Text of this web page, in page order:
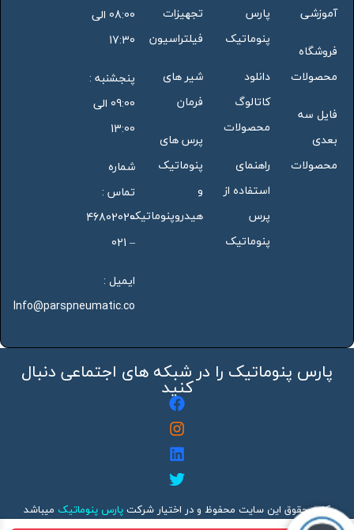
آموزشی
فروشگاه
محصولات
فایل سه
بعدی
محصولات
پارس
پنوماتیک
دانلود
کاتالوگ
محصولات
راهنمای
استفاده از
پرس
پنوماتیک
تجهیزات
فیلتراسیون
شیر های
فرمان
پرس های
پنوماتیک
و
هیدروپنوماتیک
08:00 الی
17:30
پنجشنبه :
09:00 الی
13:00
شماره
تماس :
46802020
– 021
ایمیل :
Info@parspneumatic.co
پارس پنوماتیک را در شبکه های اجتماعی دنبال
کنید
کلیه حقوق این سایت محفوظ و در اختیار شرکتپارس پنوماتیک میباشد